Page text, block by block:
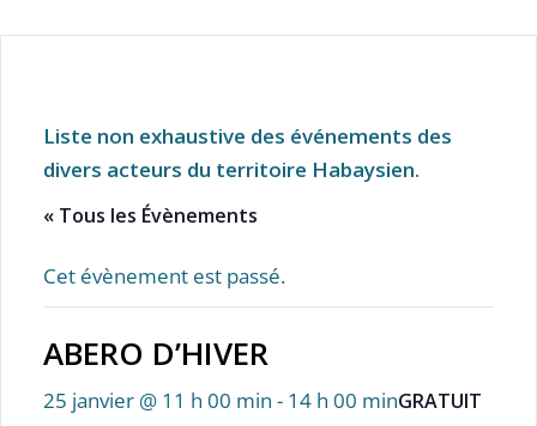
Liste non exhaustive des événements des
divers acteurs du territoire Habaysien.
« Tous les Évènements
Cet évènement est passé.
ABERO D’HIVER
25 janvier @ 11 h 00 min - 14 h 00 minGRATUIT